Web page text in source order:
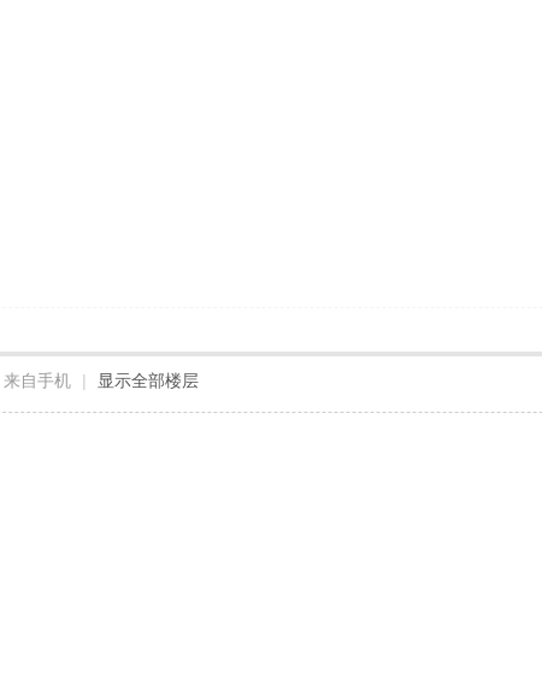
来自手机 | 显示全部楼层